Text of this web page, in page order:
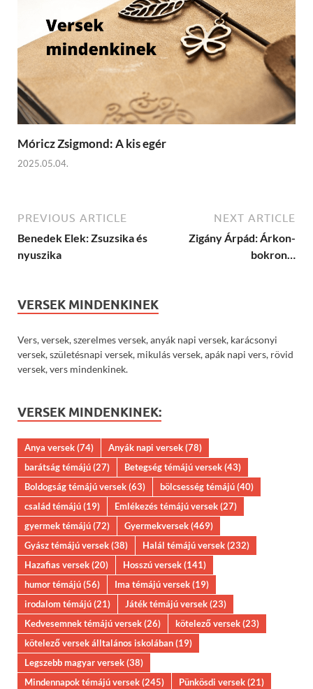
Móricz Zsigmond: A kis egér
2025.05.04.
PREVIOUS ARTICLE
Benedek Elek: Zsuzsika és
nyuszika
NEXT ARTICLE
Zigány Árpád: Árkon-
bokron…
VERSEK MINDENKINEK
Vers, versek, szerelmes versek, anyák napi versek, karácsonyi
versek, születésnapi versek, mikulás versek, apák napi vers, rövid
versek, vers mindenkinek.
VERSEK MINDENKINEK:
Anya versek(74) Anyák napi versek(78)
barátság témájú(27) Betegség témájú versek(43)
Boldogság témájú versek(63) bölcsesség témájú(40)
család témájú(19) Emlékezés témájú versek(27)
gyermek témájú(72) Gyermekversek(469)
Gyász témájú versek(38) Halál témájú versek(232)
Hazafias versek(20) Hosszú versek(141)
humor témájú(56) Ima témájú versek(19)
irodalom témájú(21) Játék témájú versek(23)
Kedvesemnek témájú versek(26) kötelező versek(23)
kötelező versek álltalános iskolában(19)
Legszebb magyar versek(38)
Mindennapok témájú versek(245) Pünkösdi versek(21)